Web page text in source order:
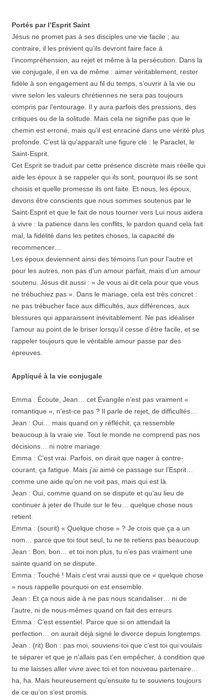
Portés par l’Esprit Saint
Jésus ne promet pas à ses disciples une vie facile ; au
contraire, il les prévient qu’ils devront faire face à
l’incompréhension, au rejet et même à la persécution. Dans la
vie conjugale, il en va de même : aimer véritablement, rester
fidèle à son engagement au fil du temps, s’ouvrir à la vie ou
vivre selon les valeurs chrétiennes ne sera pas toujours
compris par l’entourage. Il y aura parfois des pressions, des
critiques ou de la solitude. Mais cela ne signifie pas que le
chemin est erroné, mais qu’il est enraciné dans une vérité plus
profonde. C’est là qu’apparaît une figure clé : le Paraclet, le
Saint-Esprit.
Cet Esprit se traduit par cette présence discrète mais réelle qui
aide les époux à se rappeler qui ils sont, pourquoi ils se sont
choisis et quelle promesse ils ont faite. Et nous, les époux,
devons être conscients que nous sommes soutenus par le
Saint-Esprit et que le fait de nous tourner vers Lui nous aidera
à vivre : la patience dans les conflits, le pardon quand cela fait
mal, la fidélité dans les petites choses, la capacité de
recommencer…
Les époux deviennent ainsi des témoins l’un pour l’autre et
pour les autres, non pas d’un amour parfait, mais d’un amour
soutenu. Jésus dit aussi : « Je vous ai dit cela pour que vous
ne trébuchiez pas ». Dans le mariage, cela est très concret :
ne pas trébucher face aux difficultés, aux différences, aux
blessures qui apparaissent inévitablement. Ne pas idéaliser
l’amour au point de le briser lorsqu’il cesse d’être facile, et se
rappeler toujours que le véritable amour passe par des
épreuves.
Appliqué à la vie conjugale
Emma : Écoute, Jean… cet Évangile n’est pas vraiment «
romantique », n’est-ce pas ? Il parle de rejet, de difficultés…
Jean : Oui… mais quand on y réfléchit, ça ressemble
beaucoup à la vraie vie. Tout le monde ne comprend pas nos
décisions… ni notre mariage.
Emma : C’est vrai. Parfois, on dirait que nager à contre-
courant, ça fatigue. Mais j’ai aimé ce passage sur l’Esprit…
comme une aide qu’on ne voit pas, mais qui est là.
Jean : Oui, comme quand on se dispute et qu’au lieu de
continuer à jeter de l’huile sur le feu… quelque chose nous
retient.
Emma : (sourit) « Quelque chose » ? Je crois que ça a un
nom… parce que toi tout seul, tu ne te retiens pas beaucoup.
Jean : Bon, bon… et toi non plus, tu n’es pas vraiment une
sainte quand on se dispute.
Emma : Touché ! Mais c’est vrai aussi que ce « quelque chose
» nous rappelle pourquoi on est ensemble.
Jean : Et ça nous aide à ne pas nous scandaliser… ni de
l’autre, ni de nous-mêmes quand on fait des erreurs.
Emma : C’est essentiel. Parce que si on attendait la
perfection… on aurait déjà signé le divorce depuis longtemps.
Jean : (rit) Bon : pas moi, souviens-toi que c’est toi qui voulais
te séparer et que je n’allais pas t’en empêcher, à condition que
tu me laisses aller vivre avec toi et ton nouveau partenaire…
ha, ha. Mais heureusement qu’ensuite tu te souviens toujours
de ce qu’on s’est promis.